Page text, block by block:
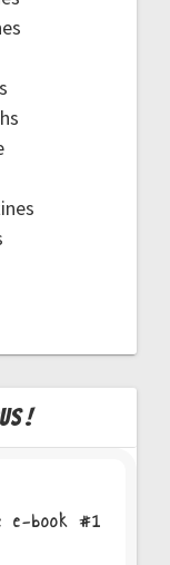
!
e-book #1